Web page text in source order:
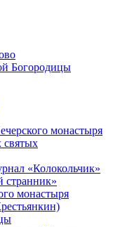
Богородицы
монастыря
святых
«Колокольчик»
странник»
монастыря